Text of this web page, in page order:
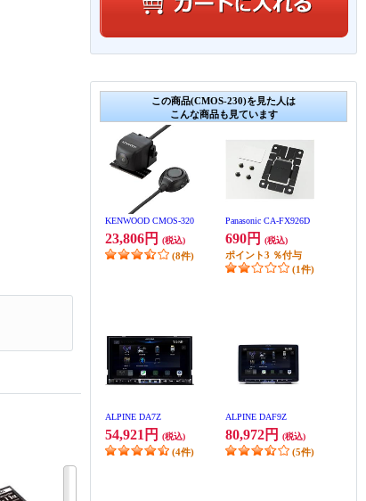
この商品(CMOS-230)を見た人は
こんな商品も見ています
KENWOOD CMOS-320
23,806円 (税込)
(8件)
Panasonic CA-FX926D
690円 (税込)
ポイント3 ％付与
(1件)
ALPINE DA7Z
54,921円 (税込)
(4件)
ALPINE DAF9Z
80,972円 (税込)
(5件)